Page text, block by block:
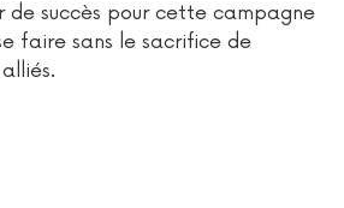
de succès pour cette campagne
faire sans le sacrifice de